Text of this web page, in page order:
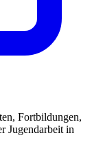
Fortbildungen,
Jugendarbeit in